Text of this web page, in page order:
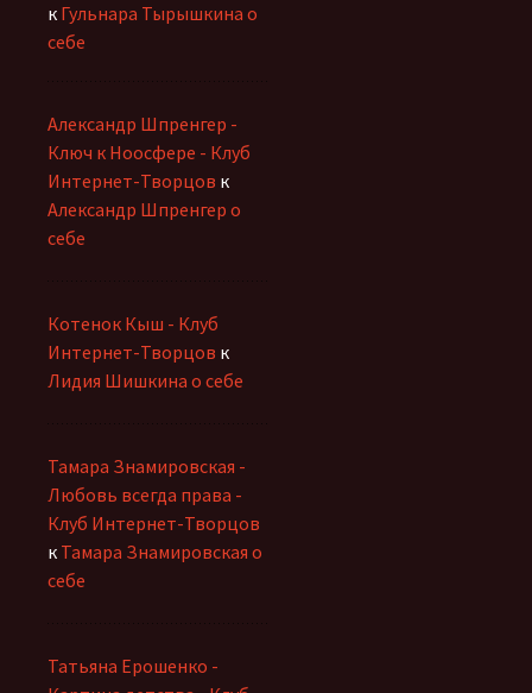
к Гульнара Тырышкина о
себе
Александр Шпренгер -
Ключ к Ноосфере - Клуб
Интернет-Творцов к
Александр Шпренгер о
себе
Котенок Кыш - Клуб
Интернет-Творцов к
Лидия Шишкина о себе
Тамара Знамировская -
Любовь всегда права -
Клуб Интернет-Творцов
к Тамара Знамировская о
себе
Татьяна Ерошенко -